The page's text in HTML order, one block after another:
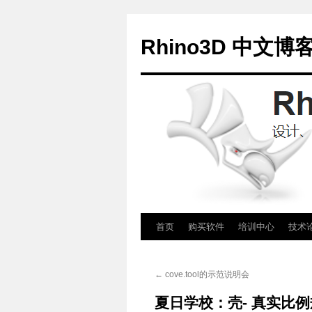
Rhino3D 中文博
文
首页 购买软件 培训中心 技术
← cove.tool的示范说明会
夏日学校：壳- 真实比